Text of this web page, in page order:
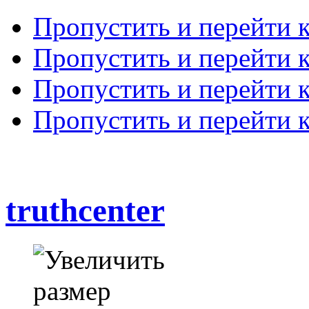
Пропустить и перейти
Пропустить и перейти
Пропустить и перейти
Пропустить и перейти
truthcenter